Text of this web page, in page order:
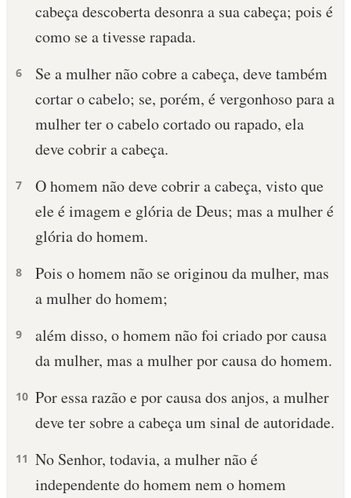
ESTUDOS BÍBLICOS
ESBOÇOS DE PREGAÇÃO
TEMAS
PERGUNTE À BÍBLIA IA
TERMO BÍBLICO JOGOS
LOJA BÍBLIAON
cabeça descoberta desonra a sua cabeça; pois é
como se a tivesse rapada.
6
Se a mulher não cobre a cabeça, deve também
cortar o cabelo; se, porém, é vergonhoso para a
mulher ter o cabelo cortado ou rapado, ela
deve cobrir a cabeça.
7
O homem não deve cobrir a cabeça, visto que
ele é imagem e glória de Deus; mas a mulher é
glória do homem.
8
Pois o homem não se originou da mulher, mas
a mulher do homem;
9
além disso, o homem não foi criado por causa
da mulher, mas a mulher por causa do homem.
10 Por essa razão e por causa dos anjos, a mulher
deve ter sobre a cabeça um sinal de autoridade.
11 No Senhor, todavia, a mulher não é
independente do homem nem o homem